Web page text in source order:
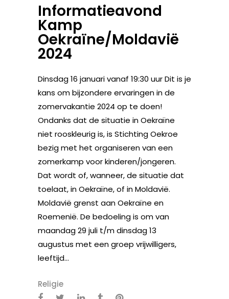
Informatieavond
Kamp
Oekraïne/Moldavië
2024
Dinsdag 16 januari vanaf 19:30 uur Dit is je
kans om bijzondere ervaringen in de
zomervakantie 2024 op te doen!
Ondanks dat de situatie in Oekraïne
niet rooskleurig is, is Stichting Oekroe
bezig met het organiseren van een
zomerkamp voor kinderen/jongeren.
Dat wordt of, wanneer, de situatie dat
toelaat, in Oekraïne, of in Moldavië.
Moldavië grenst aan Oekraïne en
Roemenië. De bedoeling is om van
maandag 29 juli t/m dinsdag 13
augustus met een groep vrijwilligers,
leeftijd...
Religie